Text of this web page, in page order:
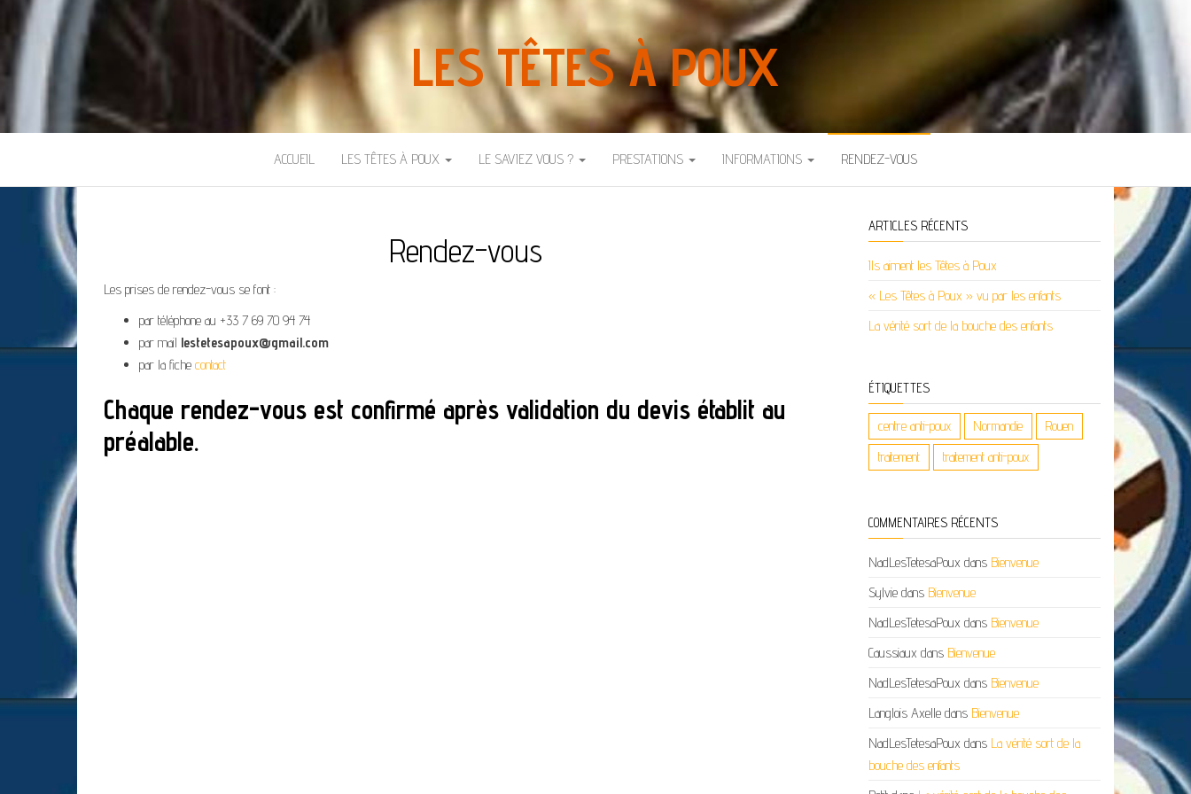
LES TÊTES À POUX
ACCUEIL LES TÊTES À POUX LE SAVIEZ VOUS ? PRESTATIONS INFORMATIONS RENDEZ-VOUS
Rendez-vous
Les prises de rendez-vous se font :
par téléphone au +33 7 69 70 94 74
par mail lestetesapoux@gmail.com
par la fiche contact
Chaque rendez-vous est confirmé après validation du devis établit au
préalable.
ARTICLES RÉCENTS
Ils aiment les Têtes à Poux
« Les Têtes à Poux » vu par les enfants
La vérité sort de la bouche des enfants
ÉTIQUETTES
centre anti-poux Normandie Rouen
traitement traitement anti-poux
COMMENTAIRES RÉCENTS
NadLesTetesaPoux dans Bienvenue
Sylviedans Bienvenue
NadLesTetesaPoux dans Bienvenue
Caussiaux dans Bienvenue
NadLesTetesaPoux dans Bienvenue
Langlois Axelledans Bienvenue
NadLesTetesaPoux dans La vérité sort de la
bouche des enfants